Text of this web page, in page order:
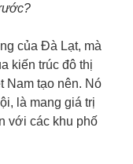
của Đà Lạt, mà
kiến trúc đô thị
Nam tạo nên. Nó
là mang giá trị
với các khu phố